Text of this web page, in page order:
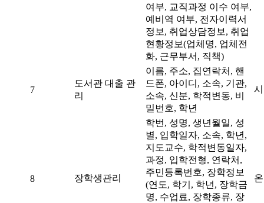
여부, 교직과정 이수 여부,
예비역 여부, 전자이력서
정보, 취업상담정보, 취업
현황정보(업체명, 업체전
화, 근무부서, 직책)
7
도서관 대출 관
리
이름, 주소, 집연락처, 핸
드폰, 아이디, 소속, 기관,
소속, 신분, 학적변동, 비
밀번호, 학년
8 장학생관리
학번, 성명, 생년월일, 성
별, 입학일자, 소속, 학년,
지도교수, 학적변동일자,
과정, 입학전형, 연락처,
주민등록번호, 장학정보
(연도, 학기, 학년, 장학금
명, 수업료, 장학종류, 장